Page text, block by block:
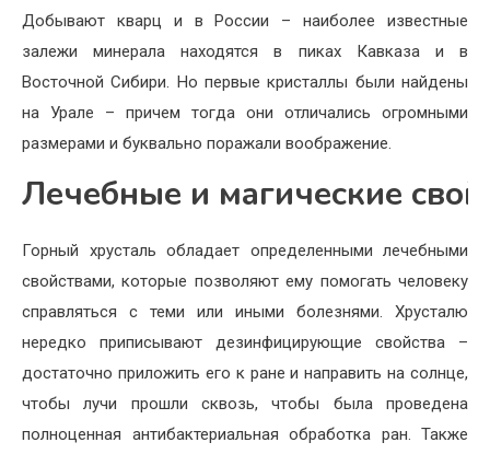
Добывают кварц и в России – наиболее известные
залежи минерала находятся в пиках Кавказа и в
Восточной Сибири. Но первые кристаллы были найдены
на Урале – причем тогда они отличались огромными
размерами и буквально поражали воображение.
Лечебные и магические
Горный хрусталь обладает определенными лечебными
свойствами, которые позволяют ему помогать человеку
справляться с теми или иными болезнями. Хрусталю
нередко приписывают дезинфицирующие свойства –
достаточно приложить его к ране и направить на солнце,
чтобы лучи прошли сквозь, чтобы была проведена
полноценная антибактериальная обработка ран. Также